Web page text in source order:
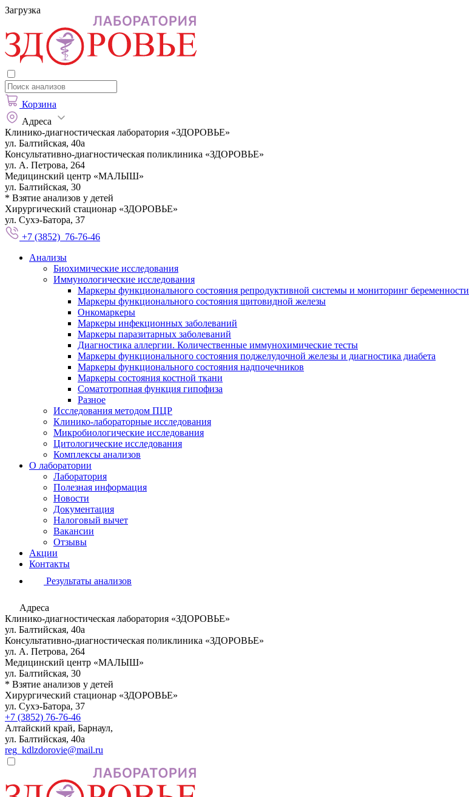
Загрузка
Корзина
Адреса
Клинико-диагностическая лаборатория «ЗДОРОВЬЕ»
ул. Балтийская, 40а
Консультативно-диагностическая поликлиника «ЗДОРОВЬЕ»
ул. А. Петрова, 264
Медицинский центр «МАЛЫШ»
ул. Балтийская, 30
* Взятие анализов у детей
Хирургический стационар «ЗДОРОВЬЕ»
ул. Сухэ-Батора, 37
+7 (3852) 76-76-46
Анализы
Биохимические исследования
Иммунологические исследования
Маркеры функционального состояния репродуктивной системы и мониторинг беременности
Маркеры функционального состояния щитовидной железы
Онкомаркеры
Маркеры инфекционных заболеваний
Маркеры паразитарных заболеваний
Диагностика аллергии. Количественные иммунохимические тесты
Маркеры функционального состояния поджелудочной железы и диагностика диабета
Маркеры функционального состояния надпочечников
Маркеры состояния костной ткани
Соматотропная функция гипофиза
Разное
Исследования методом ПЦР
Клинико-лабораторные исследования
Микробиологические исследования
Цитологические исследования
Комплексы анализов
О лаборатории
Лаборатория
Полезная информация
Новости
Документация
Налоговый вычет
Вакансии
Отзывы
Акции
Контакты
Результаты анализов
Адреса
Клинико-диагностическая лаборатория «ЗДОРОВЬЕ»
ул. Балтийская, 40а
Консультативно-диагностическая поликлиника «ЗДОРОВЬЕ»
ул. А. Петрова, 264
Медицинский центр «МАЛЫШ»
ул. Балтийская, 30
* Взятие анализов у детей
Хирургический стационар «ЗДОРОВЬЕ»
ул. Сухэ-Батора, 37
+7 (3852) 76-76-46
Алтайский край, Барнаул,
ул. Балтийская, 40а
reg_kdlzdorovie@mail.ru